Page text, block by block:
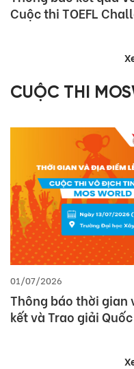
Chung kết Quốc gia
Junior Challenge
CUỘC THI
15/06/2026
Thông báo kết quả
cuộc thi Vô địch Tin
(MOS World